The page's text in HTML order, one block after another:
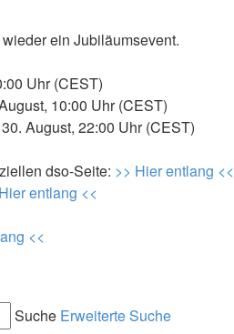
ein Jubiläumsevent.
Uhr (CEST)
10:00 Uhr (CEST)
August, 22:00 Uhr (CEST)
dso-Seite: >> Hier entlang <<
Hier entlang <<
<<
Suche Erweiterte Suche